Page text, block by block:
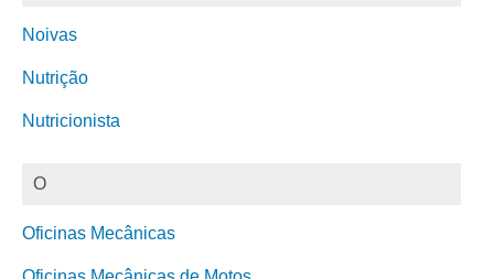
Noivas
Nutrição
Nutricionista
O
Oficinas Mecânicas